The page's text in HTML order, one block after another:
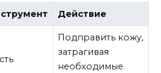
Действие
Подправить кожу,
затрагивая
необходимые